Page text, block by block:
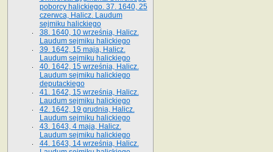
poborcy halickiego. 37. 1640, 25
czerwca, Halicz. Laudum
sejmiku halickiego
38. 1640, 10 września, Halicz.
Laudum sejmiku halickiego
39. 1642, 15 maja, Halicz.
Laudum sejmiku halickiego
40. 1642, 15 września, Halicz.
Laudum sejmiku halickiego
deputackiego
41. 1642, 15 września, Halicz.
Laudum sejmiku halickiego
42. 1642, 19 grudnia, Halicz.
Laudum sejmiku halickiego
43. 1643, 4 maja, Halicz.
Laudum sejmiku halickiego
44. 1643, 14 września, Halicz.